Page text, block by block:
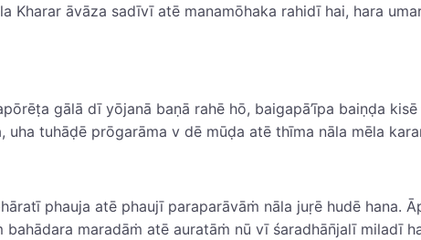
Kharar āvāza sadīvī atē manamōhaka rahidī hai, hara
gālā dī yōjanā baṇā rahē hō, baigapā’īpa baiṇḍa
tuhāḍē prōgarāma v dē mūḍa atē thīma nāla mēla
phauja atē phaujī paraparāvāṁ nāla juṛē hudē hana.
bahādara maradāṁ atē auratāṁ nū vī śaradhān̄jalī miladī